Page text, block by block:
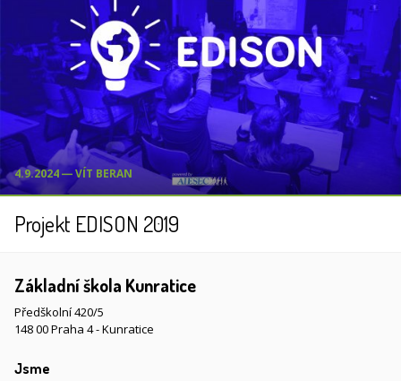
4.9.2024 ― VÍT BERAN
Projekt EDISON 2019
Základní škola Kunratice
Předškolní 420/5
148 00 Praha 4 - Kunratice
Jsme